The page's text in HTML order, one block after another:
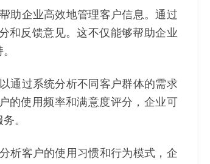
助企业高效地管理客户信息。通过
和反馈意见。这不仅能够帮助企业
通过系统分析不同客户群体的需求
的使用频率和满意度评分，企业可
。
析客户的使用习惯和行为模式，企